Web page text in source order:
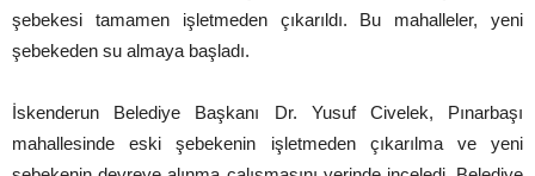
şebekesi tamamen işletmeden çıkarıldı. Bu mahalleler, yeni
şebekeden su almaya başladı.
İskenderun Belediye Başkanı Dr. Yusuf Civelek, Pınarbaşı
mahallesinde eski şebekenin işletmeden çıkarılma ve yeni